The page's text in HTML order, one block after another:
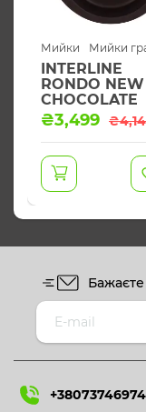
Мийки Мийки
INTERLINE
RONDO NEW
CHOCOLATE
₴
Оригінальна
₴4,149.
₴3,499
Поточна
₴3,499.